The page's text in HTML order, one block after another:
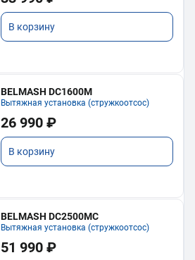
В корзину
BELMASH DC1600M
Вытяжная установка (стружкоотсос)
26 990 ₽
В корзину
BELMASH DC2500MC
Вытяжная установка (стружкоотсос)
51 990 ₽